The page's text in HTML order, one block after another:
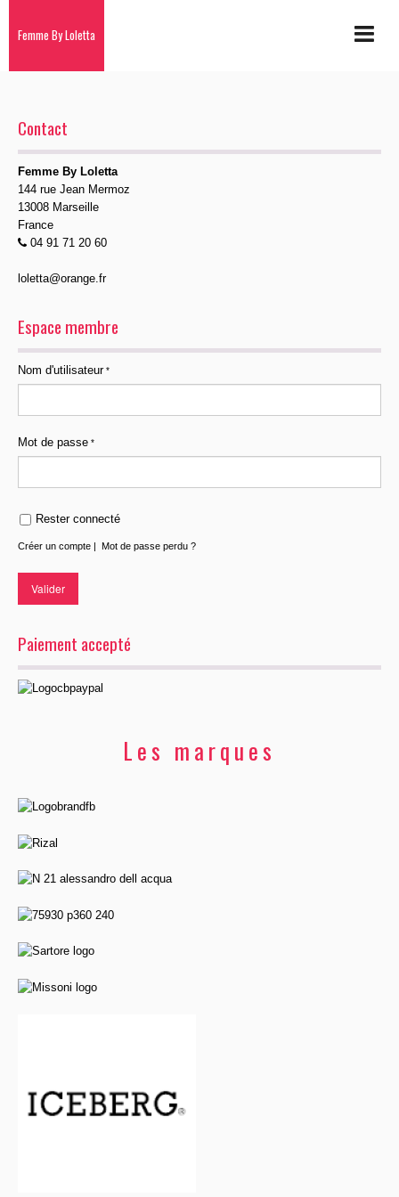
Femme By Loletta
LES MARQUES
LA QUALITÉ DE NOS PRODUITS
LES BONNES AFFAIRES
CONTACT
Cuirs et fourrures
Pantalons et Shorts
Maroquinerie et Chaussures
Contact
Femme By Loletta
144 rue Jean Mermoz
13008 Marseille
France
04 91 71 20 60
loletta@orange.fr
Espace membre
Nom d'utilisateur
Mot de passe
Rester connecté
Créer un compte | Mot de passe perdu ?
Paiement accepté
Les marques